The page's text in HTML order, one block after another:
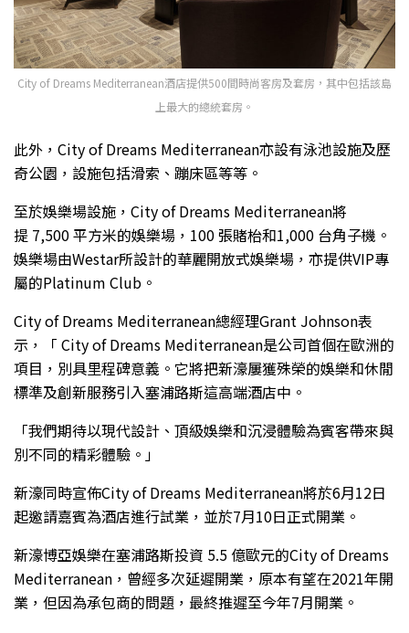
City of Dreams Mediterranean酒店提供500間時尚客房及套房，其中包括該島
上最大的總統套房。
此外，City of Dreams Mediterranean亦設有泳池設施及歷
奇公園，設施包括滑索、蹦床區等等。
至於娛樂場設施，City of Dreams Mediterranean將
提 7,500 平方米的娛樂場，100 張賭枱和1,000 台角子機。
娛樂場由Westar所設計的華麗開放式娛樂場，亦提供VIP專
屬的Platinum Club。
City of Dreams Mediterranean總經理Grant Johnson表
示，「 City of Dreams Mediterranean是公司首個在歐洲的
項目，別具里程碑意義。它將把新濠屢獲殊榮的娛樂和休閒
標準及創新服務引入塞浦路斯這高端酒店中。
「我們期待以現代設計、頂級娛樂和沉浸體驗為賓客帶來與
別不同的精彩體驗。」
新濠同時宣佈City of Dreams Mediterranean將於6月12日
起邀請嘉賓為酒店進行試業，並於7月10日正式開業。
新濠博亞娛樂在塞浦路斯投資 5.5 億歐元的City of Dreams
Mediterranean，曾經多次延遲開業，原本有望在2021年開
業，但因為承包商的問題，最終推遲至今年7月開業。